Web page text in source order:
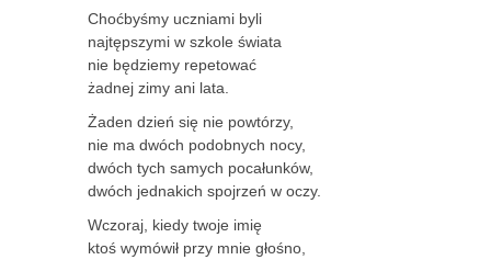
Choćbyśmy uczniami byli
najtępszymi w szkole świata
nie będziemy repetować
żadnej zimy ani lata.
Żaden dzień się nie powtórzy,
nie ma dwóch podobnych nocy,
dwóch tych samych pocałunków,
dwóch jednakich spojrzeń w oczy.
Wczoraj, kiedy twoje imię
ktoś wymówił przy mnie głośno,